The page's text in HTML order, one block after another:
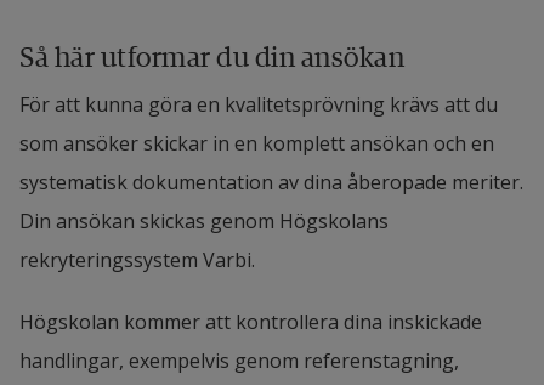
Så här utformar du din ansökan
För att kunna göra en kvalitetsprövning krävs att du
som ansöker skickar in en komplett ansökan och en
systematisk dokumentation av dina åberopade meriter.
Din ansökan skickas genom Högskolans
rekryteringssystem Varbi.
Högskolan kommer att kontrollera dina inskickade
handlingar, exempelvis genom referenstagning,